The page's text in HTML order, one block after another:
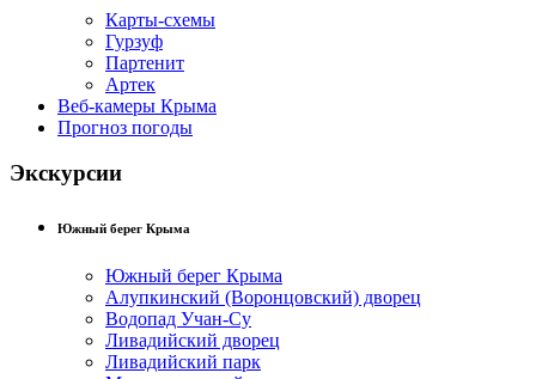
Карты-схемы
Гурзуф
Партенит
Артек
Веб-камеры Крыма
Прогноз погоды
Экскурсии
Южный берег Крыма
Южный берег Крыма
Алупкинский (Воронцовский) дворец
Водопад Учан-Су
Ливадийский дворец
Ливадийский парк